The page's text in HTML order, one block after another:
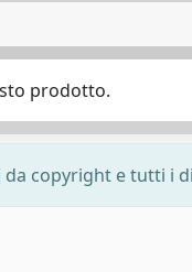
prodotto.
copyright e tutti i